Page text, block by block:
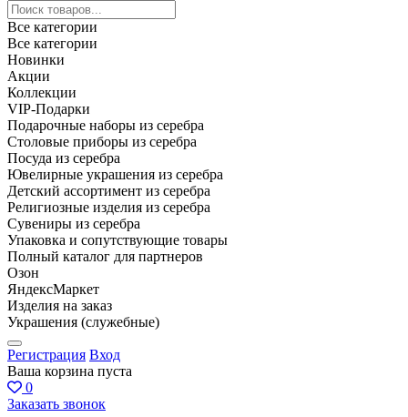
Все категории
Все категории
Новинки
Акции
Коллекции
VIP-Подарки
Подарочные наборы из серебра
Столовые приборы из серебра
Посуда из серебра
Ювелирные украшения из серебра
Детский ассортимент из серебра
Религиозные изделия из серебра
Сувениры из серебра
Упаковка и сопутствующие товары
Полный каталог для партнеров
Озон
ЯндексМаркет
Изделия на заказ
Украшения (служебные)
Регистрация Вход
Ваша корзина пуста
0
Заказать звонок